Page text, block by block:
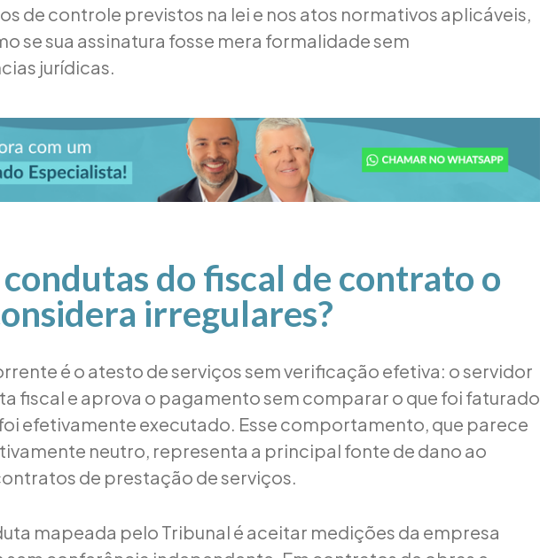
de controle previstos na lei e nos atos normativos aplicáveis,
se sua assinatura fosse mera formalidade sem
jurídicas.
do fiscal de contrato o
irregulares?
é o atesto de serviços sem verificação efetiva: o servidor
fiscal e aprova o pagamento sem comparar o que foi faturado
efetivamente executado. Esse comportamento, que parece
neutro, representa a principal fonte de dano ao
de prestação de serviços.
mapeada pelo Tribunal é aceitar medições da empresa